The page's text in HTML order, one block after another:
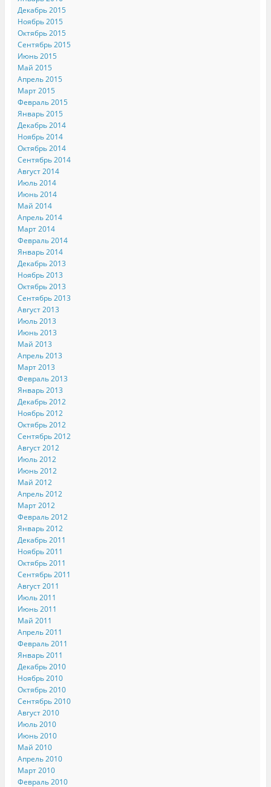
Декабрь 2015
Ноябрь 2015
Октябрь 2015
Сентябрь 2015
Июнь 2015
Май 2015
Апрель 2015
Март 2015
Февраль 2015
Январь 2015
Декабрь 2014
Ноябрь 2014
Октябрь 2014
Сентябрь 2014
Август 2014
Июль 2014
Июнь 2014
Май 2014
Апрель 2014
Март 2014
Февраль 2014
Январь 2014
Декабрь 2013
Ноябрь 2013
Октябрь 2013
Сентябрь 2013
Август 2013
Июль 2013
Июнь 2013
Май 2013
Апрель 2013
Март 2013
Февраль 2013
Январь 2013
Декабрь 2012
Ноябрь 2012
Октябрь 2012
Сентябрь 2012
Август 2012
Июль 2012
Июнь 2012
Май 2012
Апрель 2012
Март 2012
Февраль 2012
Январь 2012
Декабрь 2011
Ноябрь 2011
Октябрь 2011
Сентябрь 2011
Август 2011
Июль 2011
Июнь 2011
Май 2011
Апрель 2011
Февраль 2011
Январь 2011
Декабрь 2010
Ноябрь 2010
Октябрь 2010
Сентябрь 2010
Август 2010
Июль 2010
Июнь 2010
Май 2010
Апрель 2010
Март 2010
Февраль 2010